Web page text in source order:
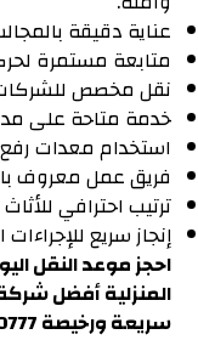
عناية دقيقة
متابعة مستمرة
نقل مخصص للشركات
خدمة متاحة على
استخدام معدات
فريق عمل معروف
ترتيب احترافي
إنجاز سريع
احجز موعد النقل
المنزلية أفضل
سريعة ورخيصة 0539600777.